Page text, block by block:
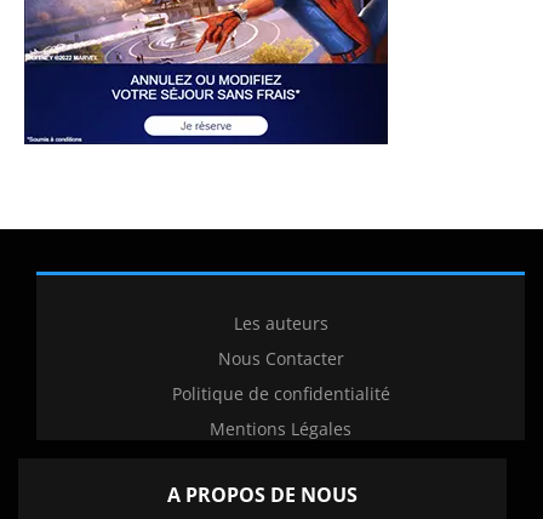
Les auteurs
Nous Contacter
Politique de confidentialité
Mentions Légales
A PROPOS DE NOUS